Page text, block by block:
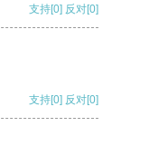
支持[0] 反对[0]
支持[0] 反对[0]